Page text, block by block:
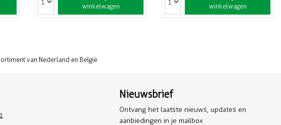
winkelwagen
winkelwagen
van Nederland en België
Nieuwsbrief
Ontvang het laatste nieuws, updates en
aanbiedingen in je mailbox